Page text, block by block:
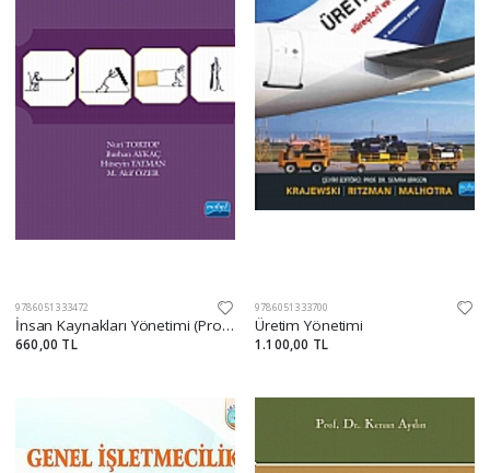
9786051333472
İnsan Kaynakları Yönetimi (Prof. Dr. Nuri Tortop)
660,00 TL
9786051333700
Üretim Yönetimi
1.100,00 TL